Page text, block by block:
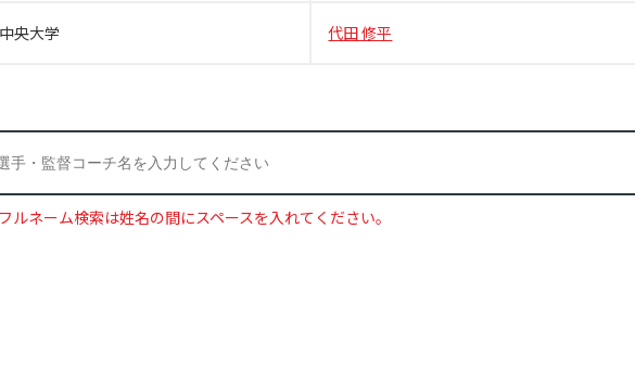
中央大学 代田 修平
ルネーム検索は姓名の間にスペースを入れてください。